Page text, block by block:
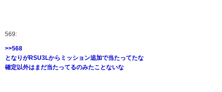
569:
>>568
となりがRSU3Lからミッション追加で当たってたな
確定以外はまだ当たってるのみたことないな